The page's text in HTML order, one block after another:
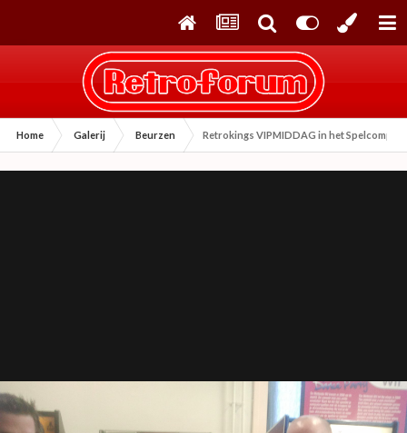
Home Galerij Beurzen Retrokings VIPMIDDAG in het